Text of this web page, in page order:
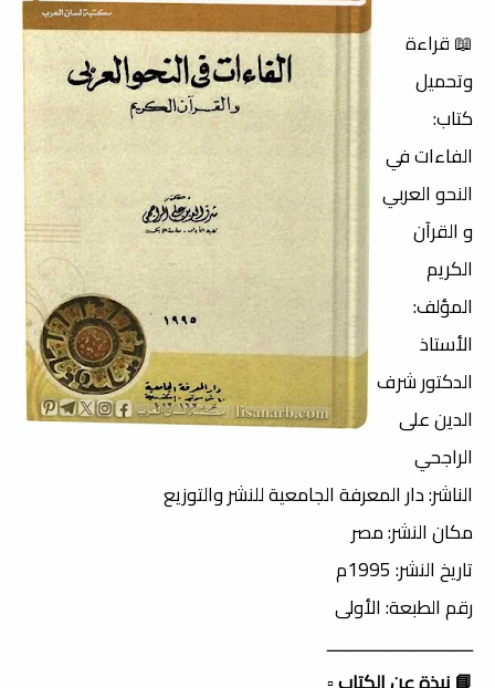
📖 قراءة
وتحميل
كتاب:
الفاءات في
النحو العربي
و القرآن
الكريم
المؤلف:
الأستاذ
الدكتور شرف
الدين على
الراجحي
الناشر: دار المعرفة الجامعية للنشر والتوزيع
مكان النشر: مصر
تاريخ النشر: 1995م
رقم الطبعة: الأولى
ـــــــــــــــــــــــــــــــــ